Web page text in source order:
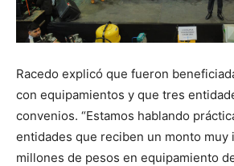
Racedo explicó que fueron
con equipamientos y que tres
convenios. “Estamos hablando
entidades que reciben un monto
millones de pesos en equipamiento